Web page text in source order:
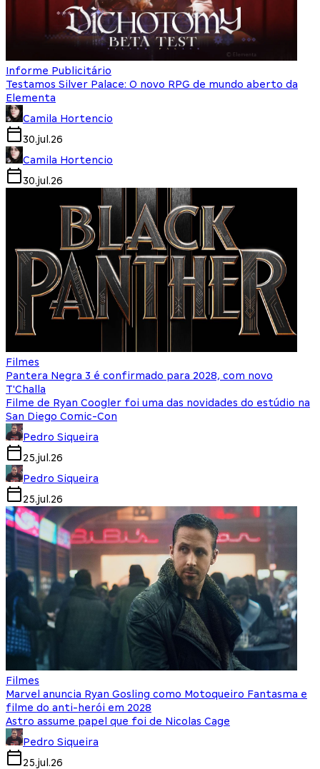
Informe Publicitário
Testamos Silver Palace: O novo RPG de mundo aberto da
Elementa
Camila Hortencio
30.jul.26
Camila Hortencio
30.jul.26
Filmes
Pantera Negra 3 é confirmado para 2028, com novo
T'Challa
Filme de Ryan Coogler foi uma das novidades do estúdio na
San Diego Comic-Con
Pedro Siqueira
25.jul.26
Pedro Siqueira
25.jul.26
Filmes
Marvel anuncia Ryan Gosling como Motoqueiro Fantasma e
filme do anti-herói em 2028
Astro assume papel que foi de Nicolas Cage
Pedro Siqueira
25.jul.26